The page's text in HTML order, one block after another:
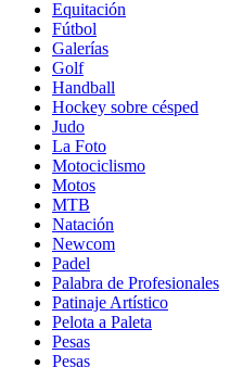
Equitación
Fútbol
Galerías
Golf
Handball
Hockey sobre césped
Judo
La Foto
Motociclismo
Motos
MTB
Natación
Newcom
Padel
Palabra de Profesionales
Patinaje Artístico
Pelota a Paleta
Pesas
Pesas